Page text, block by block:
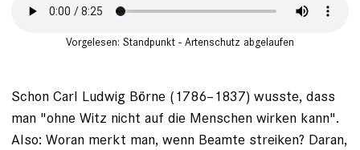
Vorgelesen: Standpunkt - Artenschutz abgelaufen
Schon Carl Ludwig Börne (1786–1837) wusste, dass
man "ohne Witz nicht auf die Menschen wirken kann".
Also: Woran merkt man, wenn Beamte ­streiken? Daran,